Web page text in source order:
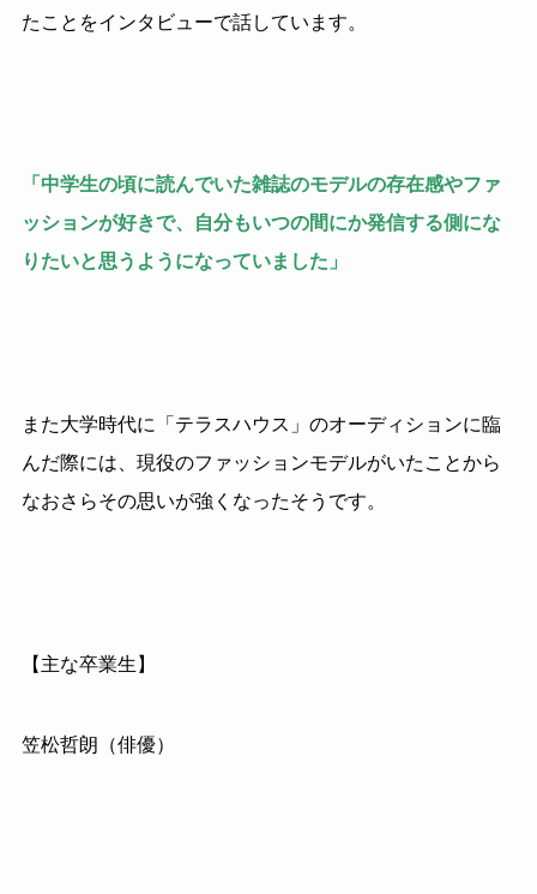
たことをインタビューで話しています。
「中学生の頃に読んでいた雑誌のモデルの存在感やファ
ッションが好きで、自分もいつの間にか発信する側にな
りたいと思うようになっていました」
また大学時代に「テラスハウス」のオーディションに臨
んだ際には、現役のファッションモデルがいたことから
なおさらその思いが強くなったそうです。
【主な卒業生】
笠松哲朗（俳優）